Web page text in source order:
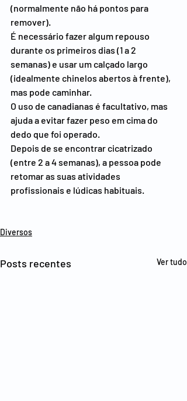
(normalmente não há pontos para
remover).
É necessário fazer algum repouso
durante os primeiros dias (1 a 2
semanas) e usar um calçado largo
(idealmente chinelos abertos à frente),
mas pode caminhar.
O uso de canadianas é facultativo, mas
ajuda a evitar fazer peso em cima do
dedo que foi operado.
Depois de se encontrar cicatrizado
(entre 2 a 4 semanas), a pessoa pode
retomar as suas atividades
profissionais e lúdicas habituais.
Diversos
Posts recentes Ver tudo